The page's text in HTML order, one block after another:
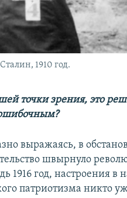
1910 год.
точки зрения, это
выражаясь, в
швырнуло
1916 год, настроения
патриотизма никто